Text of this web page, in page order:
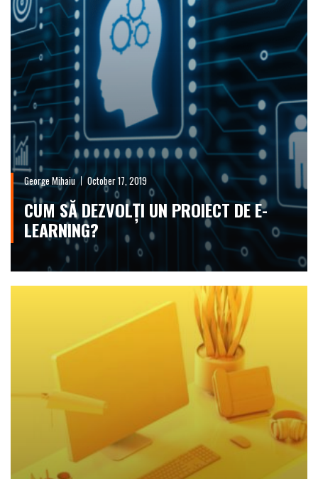
George Mihaiu October 17, 2019
CUM SĂ DEZVOLȚI UN PROIECT DE E-
LEARNING?